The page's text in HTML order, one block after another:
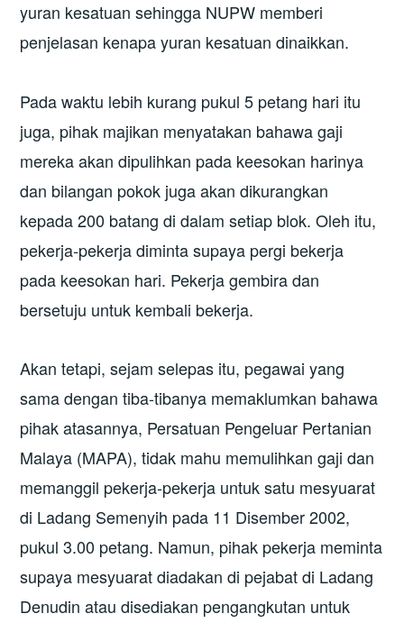
yuran kesatuan sehingga NUPW memberi
penjelasan kenapa yuran kesatuan dinaikkan.
Pada waktu lebih kurang pukul 5 petang hari itu
juga, pihak majikan menyatakan bahawa gaji
mereka akan dipulihkan pada keesokan harinya
dan bilangan pokok juga akan dikurangkan
kepada 200 batang di dalam setiap blok. Oleh itu,
pekerja-pekerja diminta supaya pergi bekerja
pada keesokan hari. Pekerja gembira dan
bersetuju untuk kembali bekerja.
Akan tetapi, sejam selepas itu, pegawai yang
sama dengan tiba-tibanya memaklumkan bahawa
pihak atasannya, Persatuan Pengeluar Pertanian
Malaya (MAPA), tidak mahu memulihkan gaji dan
memanggil pekerja-pekerja untuk satu mesyuarat
di Ladang Semenyih pada 11 Disember 2002,
pukul 3.00 petang. Namun, pihak pekerja meminta
supaya mesyuarat diadakan di pejabat di Ladang
Denudin atau disediakan pengangkutan untuk